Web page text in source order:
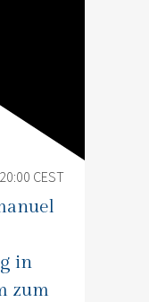
20:00 CEST
in
zum